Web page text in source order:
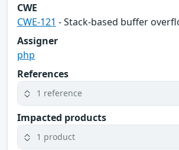
CWE
CWE-121 - Stack-based buffer
Assigner
php
References
1 reference
Impacted products
1 product